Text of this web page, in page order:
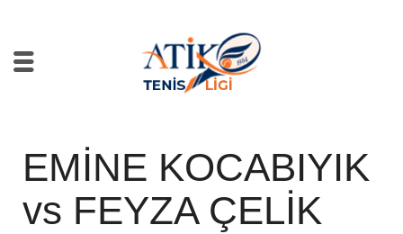
EMİNE KOCABIYIK
vs FEYZA ÇELİK